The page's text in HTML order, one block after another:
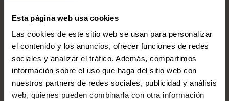
Esta página web usa cookies
Las cookies de este sitio web se usan para personalizar
el contenido y los anuncios, ofrecer funciones de redes
sociales y analizar el tráfico. Además, compartimos
información sobre el uso que haga del sitio web con
nuestros partners de redes sociales, publicidad y análisis
web, quienes pueden combinarla con otra información
Agentes de Cambio?
¿Qué motiva al profesorado a
trabajar con jóvenes?
¿Qué motiva a las personas a entrar
en redes juveniles?
¿Por qué es importante que los